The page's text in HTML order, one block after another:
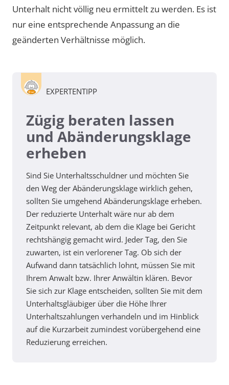
Unterhalt nicht völlig neu ermittelt zu werden. Es ist
nur eine entsprechende Anpassung an die
geänderten Verhältnisse möglich.
EXPERTENTIPP
Zügig beraten lassen
und Abänderungsklage
erheben
Sind Sie Unterhaltsschuldner und möchten Sie
den Weg der Abänderungsklage wirklich gehen,
sollten Sie umgehend Abänderungsklage erheben.
Der reduzierte Unterhalt wäre nur ab dem
Zeitpunkt relevant, ab dem die Klage bei Gericht
rechtshängig gemacht wird. Jeder Tag, den Sie
zuwarten, ist ein verlorener Tag. Ob sich der
Aufwand dann tatsächlich lohnt, müssen Sie mit
Ihrem Anwalt bzw. Ihrer Anwältin klären. Bevor
Sie sich zur Klage entscheiden, sollten Sie mit dem
Unterhaltsgläubiger über die Höhe Ihrer
Unterhaltszahlungen verhandeln und im Hinblick
auf die Kurzarbeit zumindest vorübergehend eine
Reduzierung erreichen.